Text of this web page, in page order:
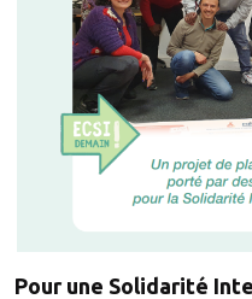
Pour une Solidarité